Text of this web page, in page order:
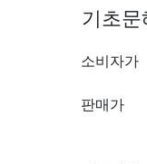
기초
소비자가
판매가